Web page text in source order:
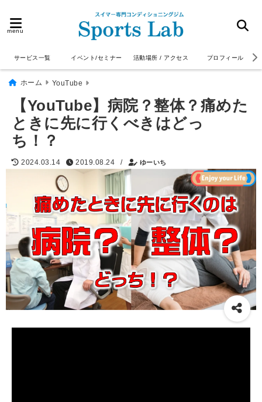
menu
サービス一覧 イベント/セミナー 活動場所 / アクセス プロフィール
ホーム YouTube
【YouTube】病院？整体？痛めた
ときに先に行くべきはどっ
ち！？
2024.03.14 2019.08.24 / ゆーいち